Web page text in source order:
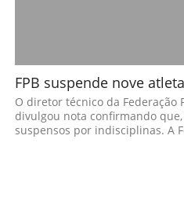
FPB suspende nove
O diretor técnico da Federação
divulgou nota confirmando
suspensos por indisciplinas. A